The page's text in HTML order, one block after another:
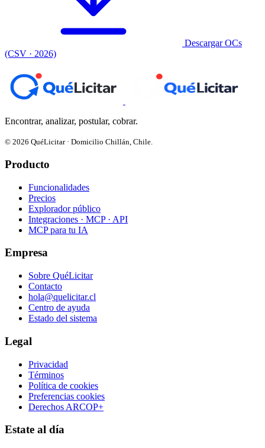
Descargar OCs
(CSV · 2026)
Encontrar, analizar, postular, cobrar.
© 2026 QuéLicitar · Domicilio Chillán, Chile.
Producto
Funcionalidades
Precios
Explorador público
Integraciones · MCP · API
MCP para tu IA
Empresa
Sobre QuéLicitar
Contacto
hola@quelicitar.cl
Centro de ayuda
Estado del sistema
Legal
Privacidad
Términos
Política de cookies
Preferencias cookies
Derechos ARCOP+
Estate al día